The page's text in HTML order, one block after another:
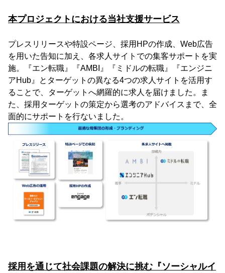
本プロジェクトにおける当社支援サービス
プレスリリースや特設ページ、採用HPの作成、Web広告
を用いた告知に加え、各求人サイトでの集客サポートを実
施。『エン転職』『AMBI』『ミドルの転職』『エンジニ
アHub』とターゲットの異なる4つの求人サイトを活用す
ることで、ターゲットへ網羅的に求人を届けました。ま
た、採用ターゲットの策定から選考のアドバイスまで、全
面的にサポートを行ないました。
採用を通じて社会課題の解決に挑む『ソーシャルイ